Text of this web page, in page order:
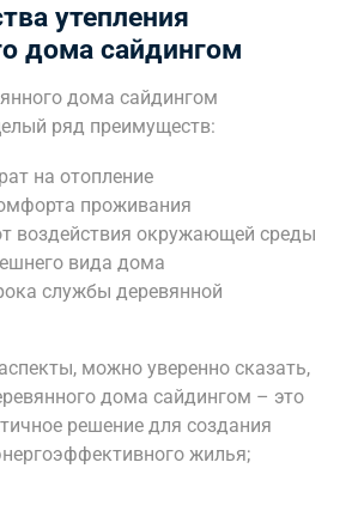
утепления
дома сайдингом
дома сайдингом
ряд преимуществ:
на отопление
проживания
воздействия окружающей среды
вида дома
службы деревянной
можно уверенно сказать,
дома сайдингом – это
решение для создания
жилья;